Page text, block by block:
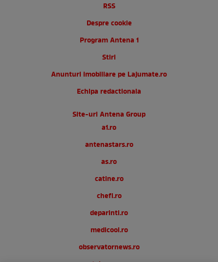
RSS
Despre cookie
Program Antena 1
Stiri
Anunturi imobiliare pe Lajumate.ro
Echipa redactionala
Site-uri Antena Group
a1.ro
antenastars.ro
as.ro
catine.ro
chefi.ro
deparinti.ro
medicool.ro
observatornews.ro